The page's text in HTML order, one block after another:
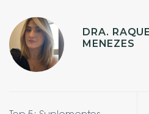
DRA.
MENEZES